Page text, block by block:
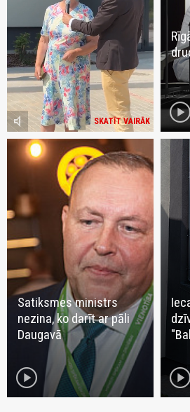
SKATĪT VAIRĀK
volume_mute
Satiksmes ministrs
nezina, ko darīt ar pāli
Daugavā
play_circle play_circle